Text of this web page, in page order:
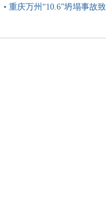
• 重庆万州“10.6”坍塌事故